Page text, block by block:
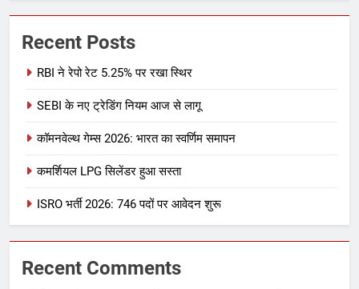
Recent Posts
RBI ने रेपो रेट 5.25% पर रखा स्थिर
SEBI के नए ट्रेडिंग नियम आज से लागू
कॉमनवेल्थ गेम्स 2026: भारत का स्वर्णिम समापन
कमर्शियल LPG सिलेंडर हुआ सस्ता
ISRO भर्ती 2026: 746 पदों पर आवेदन शुरू
Recent Comments